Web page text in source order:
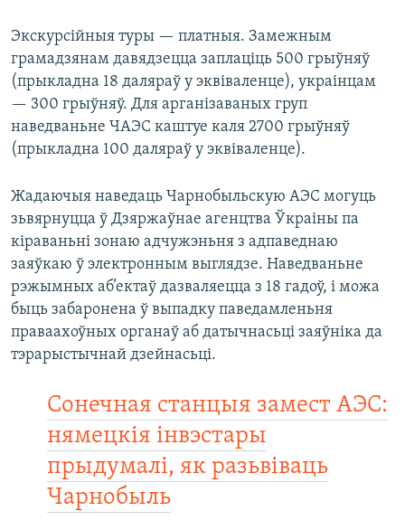
Экскурсійныя туры — платныя. Замежным
грамадзянам давядзецца заплаціць 500 грыўняў
(прыкладна 18 даляраў у эквіваленце), украінцам
— 300 грыўняў. Для арганізаваных груп
наведваньне ЧАЭС каштуе каля 2700 грыўняў
(прыкладна 100 даляраў у эквіваленце).
Жадаючыя наведаць Чарнобыльскую АЭС могуць
зьвярнуцца ў Дзяржаўнае агенцтва Ўкраіны па
кіраваньні зонаю адчужэньня з адпаведнаю
заяўкаю ў электронным выглядзе. Наведваньне
рэжымных аб’ектаў дазваляецца з 18 гадоў, і можа
быць забаронена ў выпадку паведамленьня
праваахоўных органаў аб датычнасьці заяўніка да
тэрарыстычнай дзейнасьці.
Сонечная станцыя замест АЭС:
нямецкія інвэстары
прыдумалі, як разьвіваць
Чарнобыль